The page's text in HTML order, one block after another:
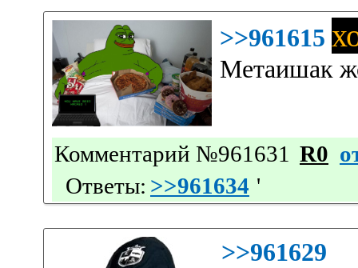
>>961615
Метаишак
Комментарий №961631 R0
Ответы: >>961634 '
>>961629